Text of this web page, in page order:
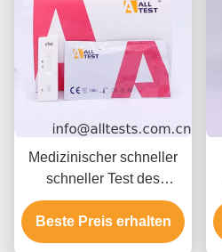
Medizinischer schneller
schneller Test des
Diagnosetest-
Herztroponin-I (cTnI) für
akutes kranzartiges
Beste Preis erhalten